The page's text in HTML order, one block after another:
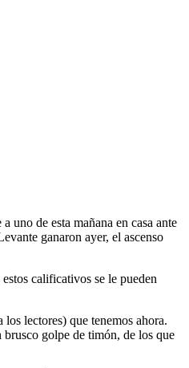
uno de esta mañana en casa ante
ganaron ayer, el ascenso
calificativos se le pueden
lectores) que tenemos ahora.
golpe de timón, de los que